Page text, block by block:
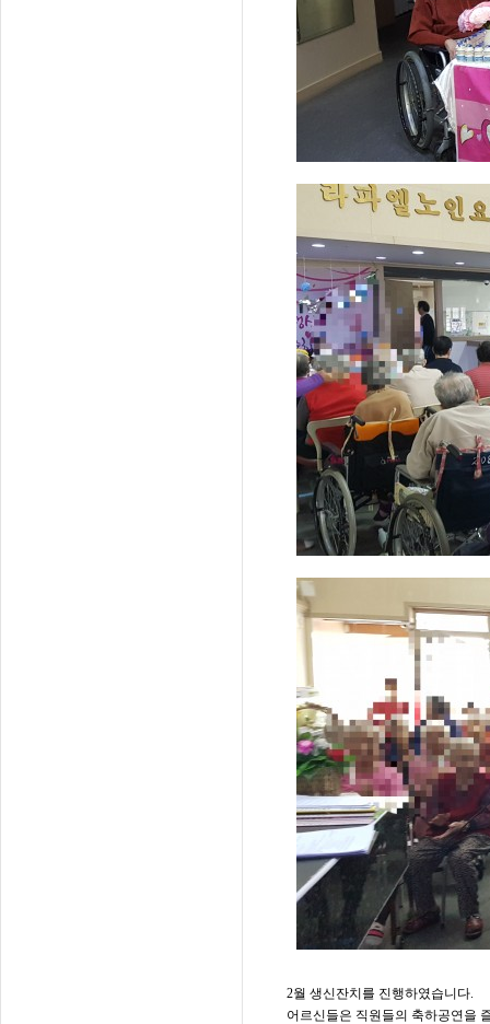
2월 생신잔치를 진행하였습니다.
어르신들은 직원들의 축하공연을